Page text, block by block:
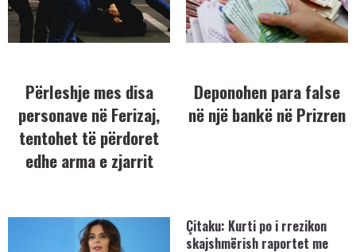
Përleshje mes disa
personave në Ferizaj,
tentohet të përdoret
edhe arma e zjarrit
Deponohen para false
në një bankë në Prizren
Çitaku: Kurti po i rrezikon
skajshmërish raportet me